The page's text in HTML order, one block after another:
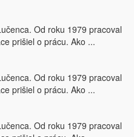
Od roku 1979 pracoval
prišiel o prácu. Ako ...
Od roku 1979 pracoval
prišiel o prácu. Ako ...
Od roku 1979 pracoval